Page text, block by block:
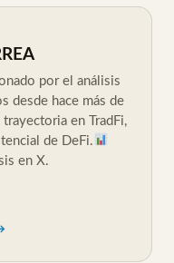
por el análisis
desde hace más de
trayectoria en TradFi,
de DeFi.
en X.